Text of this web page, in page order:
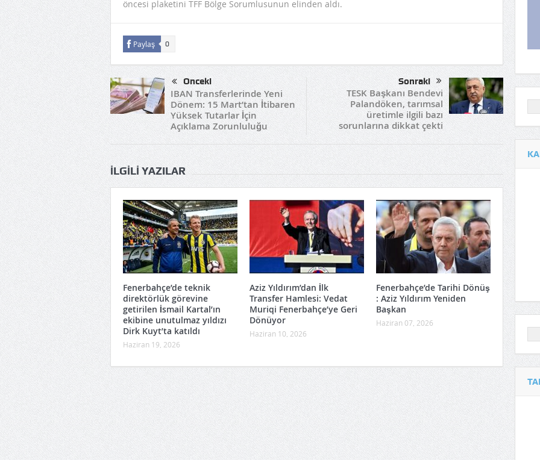
öncesi plaketini TFF Bölge Sorumlusunun elinden aldı.
Paylaş 0
Önceki
IBAN Transferlerinde Yeni
Dönem: 15 Mart’tan İtibaren
Yüksek Tutarlar İçin
Açıklama Zorunluluğu
Sonraki
TESK Başkanı Bendevi
Palandöken, tarımsal
üretimle ilgili bazı
sorunlarına dikkat çekti
İLGILI YAZILAR
Fenerbahçe’de teknik
direktörlük görevine
getirilen İsmail Kartal’ın
ekibine unutulmaz yıldızı
Dirk Kuyt’ta katıldı
Haziran 19, 2026
Aziz Yıldırım’dan İlk
Transfer Hamlesi: Vedat
Muriqi Fenerbahçe’ye Geri
Dönüyor
Haziran 10, 2026
Fenerbahçe’de Tarihi Dönüş
: Aziz Yıldırım Yeniden
Başkan
Haziran 07, 2026